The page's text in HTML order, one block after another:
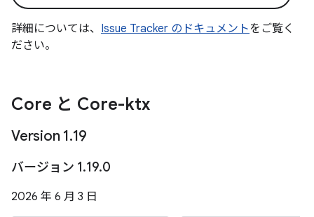
詳細については、 Issue Tracker のドキュメントをご覧く
ださい。
Core と Core-ktx
Version 1.19
バージョン 1.19.0
2026 年 6 月 3 日